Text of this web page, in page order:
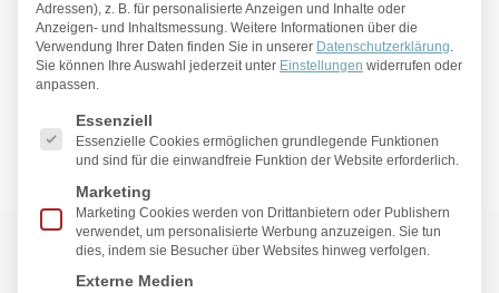
Eine ausführliche und auf den einzelnen Patienten
abgestimmteBeratung sind uns besonders
wichtig. Durch gezielte Gespräche und
ausführliche Untersuchungen versuchen wir,
genau festzustellen, welche die beste
für unsere Patienten ist.
Adressen), z. B. für personalisierte Anzeigen und Inhalte oder
Anzeigen- und Inhaltsmessung. Weitere Informationen über die
Verwendung Ihrer Daten finden Sie in unserer Datenschutzerklärung.
Sie können Ihre Auswahl jederzeit unter Einstellungen widerrufen oder
anpassen.
Es folgt eine Liste der Service-Gruppen, für die eine
Essenziell
Essenzielle Cookies ermöglichen grundlegende Funktionen
und sind für die einwandfreie Funktion der Website erforderlich.
Marketing
Marketing Cookies werden von Drittanbietern oder Publishern
verwendet, um personalisierte Werbung anzuzeigen. Sie tun
dies, indem sie Besucher über Websites hinweg verfolgen.
Externe Medien